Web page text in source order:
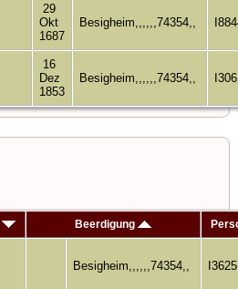
29
Okt
1687
Besigheim,,,,,,74354,,
16
Dez
1853
Besigheim,,,,,,74354,,
Beerdigung
Besigheim,,,,,,74354,, I3625